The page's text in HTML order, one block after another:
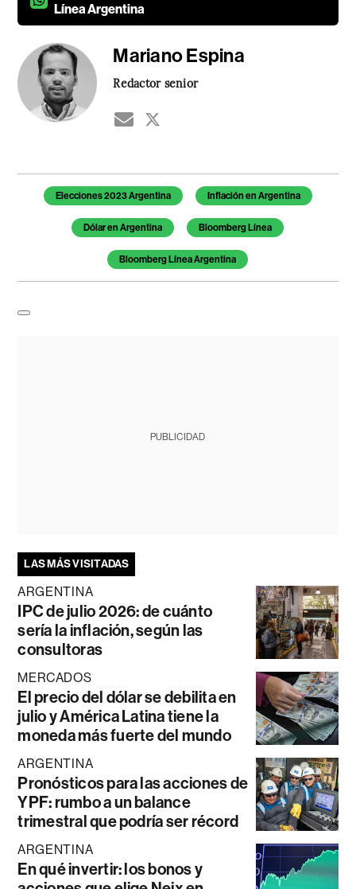
Línea Argentina
Mariano Espina
Redactor senior
Temas de este artículo
Elecciones 2023 Argentina Inflación en Argentina
Dólar en Argentina Bloomberg Línea
Bloomberg Línea Argentina
PUBLICIDAD
LAS MÁS VISITADAS
ARGENTINA
IPC de julio 2026: de cuánto
sería la inflación, según las
consultoras
MERCADOS
El precio del dólar se debilita en
julio y América Latina tiene la
moneda más fuerte del mundo
ARGENTINA
Pronósticos para las acciones de
YPF: rumbo a un balance
trimestral que podría ser récord
ARGENTINA
En qué invertir: los bonos y